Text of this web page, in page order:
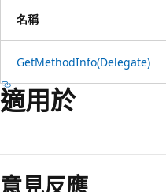
名稱
GetMethodInfo(Delegate)
適用於
意見反應